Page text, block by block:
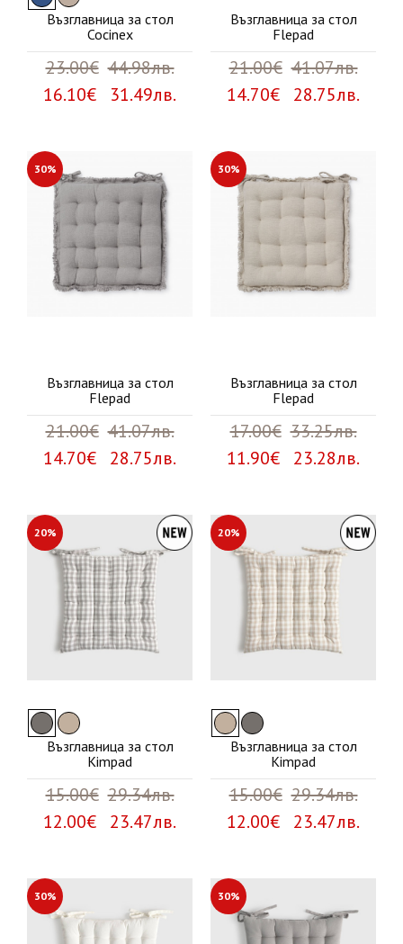
Възглавница за стол
Cocinex
23.00€ 44.98лв.
16.10€ 31.49лв.
Възглавница за стол
Flepad
21.00€ 41.07лв.
14.70€ 28.75лв.
30%
Възглавница за стол
Flepad
21.00€ 41.07лв.
14.70€ 28.75лв.
30%
Възглавница за стол
Flepad
17.00€ 33.25лв.
11.90€ 23.28лв.
20%
Възглавница за стол
Kimpad
15.00€ 29.34лв.
12.00€ 23.47лв.
20%
Възглавница за стол
Kimpad
15.00€ 29.34лв.
12.00€ 23.47лв.
30% 30%